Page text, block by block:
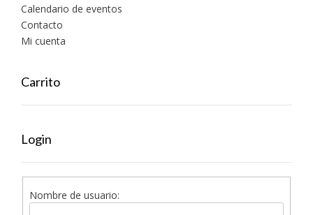
Calendario de eventos
Contacto
Mi cuenta
Carrito
Login
Nombre de usuario: